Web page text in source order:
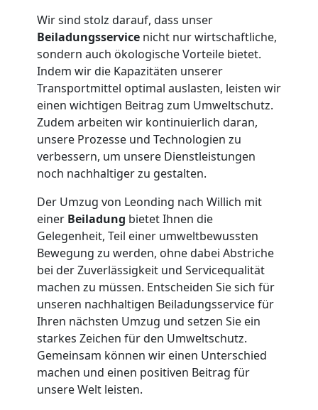
Wir sind stolz darauf, dass unser
Beiladungsservice nicht nur wirtschaftliche,
sondern auch ökologische Vorteile bietet.
Indem wir die Kapazitäten unserer
Transportmittel optimal auslasten, leisten wir
einen wichtigen Beitrag zum Umweltschutz.
Zudem arbeiten wir kontinuierlich daran,
unsere Prozesse und Technologien zu
verbessern, um unsere Dienstleistungen
noch nachhaltiger zu gestalten.
Der Umzug von Leonding nach Willich mit
einer Beiladung bietet Ihnen die
Gelegenheit, Teil einer umweltbewussten
Bewegung zu werden, ohne dabei Abstriche
bei der Zuverlässigkeit und Servicequalität
machen zu müssen. Entscheiden Sie sich für
unseren nachhaltigen Beiladungsservice für
Ihren nächsten Umzug und setzen Sie ein
starkes Zeichen für den Umweltschutz.
Gemeinsam können wir einen Unterschied
machen und einen positiven Beitrag für
unsere Welt leisten.
Leonding
Umzug
für
Senioren
Leonding
Fernumzug
Leonding
Firmenumzug